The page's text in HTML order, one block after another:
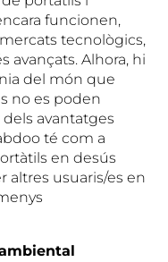
funcionen,
tecnològics,
avançats. Alhora, hi
del món que
no es poden
avantatges
té com a
en desús
altres usuaris/es en